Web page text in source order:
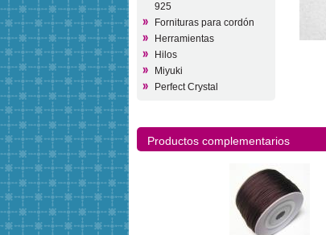
925
Fornituras para cordón
Herramientas
Hilos
Miyuki
Perfect Crystal
Productos complementarios